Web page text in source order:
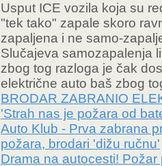
Sto se tice osiguranja
garazu iznad koje je
najpametnije, pa mi
proizlaze iz volje
tehnologiji prijetnje
stajalistu.
Spasi planet, plati zgradi puno
za osiguranje?
Doslovce svugdje. Ne
zapali barem jedno
Doslovno.
Znam da će sad
gdje se zapalio EV i
gore uokolo kao
Usput ICE vozila koja su
"tek tako" zapale skoro
zapaljena i ne samo-
Slučajeva samozapalenja
zbog tog razloga je čak
električne auto baš zbog
BRODAR ZABRANIO
'Strah nas je požara od
Auto Klub - Prva zabrana
požara, brodari 'dižu ručnu'
Drama na autocesti!